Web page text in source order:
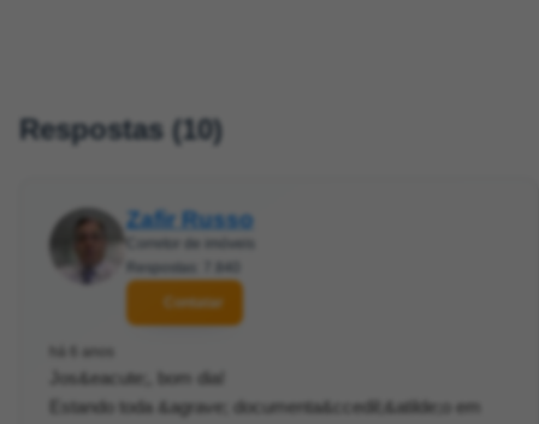
Respostas (10)
Zafir Russo
Contatar
Jos&eacute;, bom dia!
Estando toda &agrave; documenta&ccedil;&atilde;o em